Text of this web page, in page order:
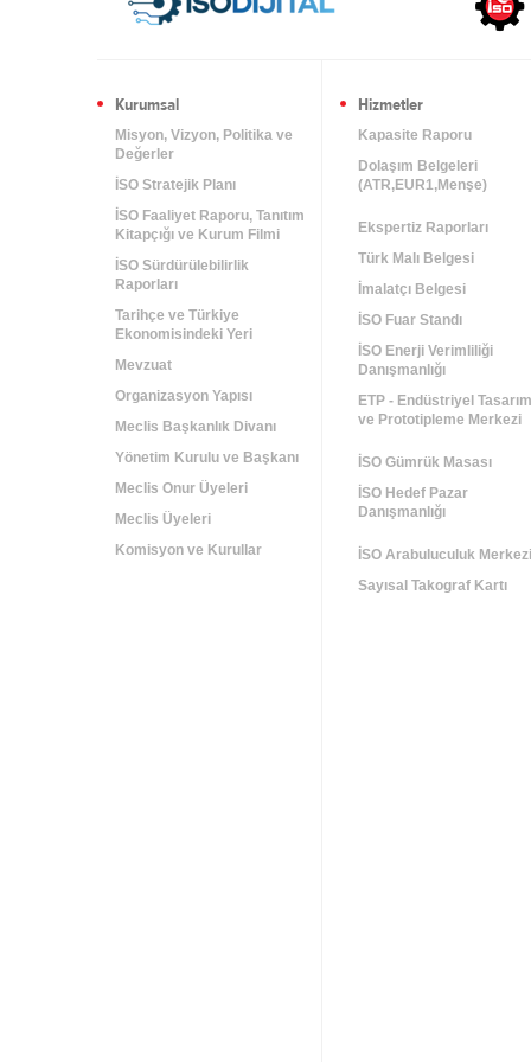
Kurumsal
Misyon, Vizyon, Politika ve
Değerler
İSO Stratejik Planı
İSO Faaliyet Raporu, Tanıtım
Kitapçığı ve Kurum Filmi
İSO Sürdürülebilirlik
Raporları
Tarihçe ve Türkiye
Ekonomisindeki Yeri
Mevzuat
Organizasyon Yapısı
Meclis Başkanlık Divanı
Yönetim Kurulu ve Başkanı
Meclis Onur Üyeleri
Meclis Üyeleri
Komisyon ve Kurullar
Hizmetler
Kapasite Raporu
Dolaşım Belgeleri
(ATR,EUR1,Menşe)
Ekspertiz Raporları
Türk Malı Belgesi
İmalatçı Belgesi
İSO Fuar Standı
İSO Enerji Verimliliği
Danışmanlığı
ETP - Endüstriyel Tasarım
ve Prototipleme Merkezi
İSO Gümrük Masası
İSO Hedef Pazar
Danışmanlığı
İSO Arabuluculuk Merkezi
Sayısal Takograf Kartı